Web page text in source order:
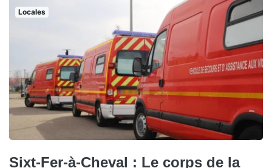
Locales
Sixt-Fer-à-Cheval : Le corps de la